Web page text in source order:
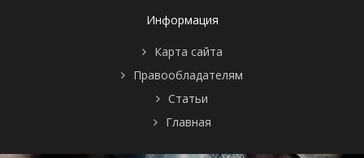
Информация
Карта сайта
Правообладателям
Статьи
Главная